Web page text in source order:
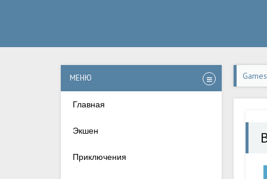
МЕНЮ
Главная
Экшен
Приключения